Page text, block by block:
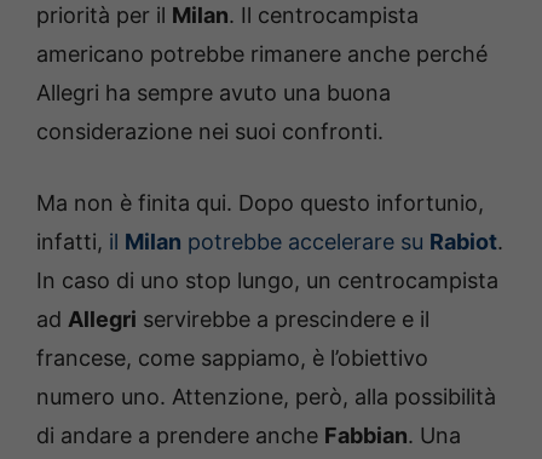
priorità per il Milan. Il centrocampista
americano potrebbe rimanere anche perché
Allegri ha sempre avuto una buona
considerazione nei suoi confronti.
Ma non è finita qui. Dopo questo infortunio,
infatti, il Milan potrebbe accelerare su Rabiot.
In caso di uno stop lungo, un centrocampista
ad Allegri servirebbe a prescindere e il
francese, come sappiamo, è l’obiettivo
numero uno. Attenzione, però, alla possibilità
di andare a prendere anche Fabbian. Una